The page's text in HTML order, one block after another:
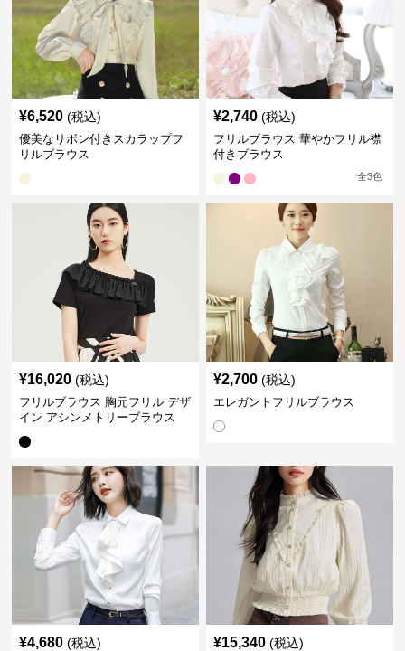
¥6,520 (税込)
優美なリボン付きスカラップフ
リルブラウス
¥2,740 (税込)
フリルブラウス 華やかフリル襟
付きブラウス
全3色
¥16,020 (税込)
フリルブラウス 胸元フリル デザ
イン アシンメトリーブラウス
¥2,700 (税込)
エレガントフリルブラウス
¥4,680 (税込) ¥15,340 (税込)